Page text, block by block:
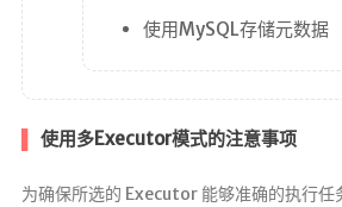
使用MySQL存储元数据
使用多Executor模式的注意事项
为确保所选的 Executor 能够准确的执行任